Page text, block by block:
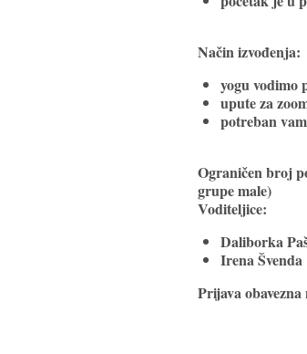
Način izvođenja:
yogu vodimo
upute za
potreban
Ograničen broj
grupe male)
Voditeljice:
Daliborka
Irena Švenda
Prijava